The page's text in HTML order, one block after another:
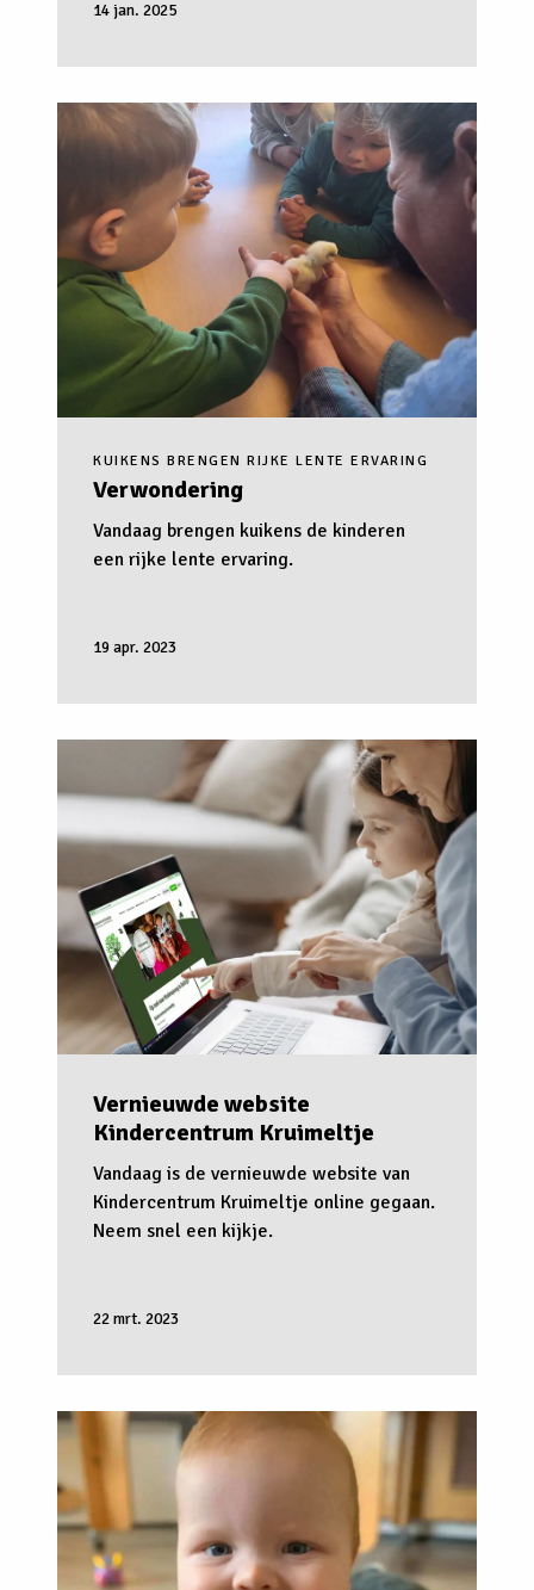
14 jan. 2025
KUIKENS BRENGEN RIJKE LENTE ERVARING
Verwondering
Vandaag brengen kuikens de kinderen
een rijke lente ervaring.
19 apr. 2023
Vernieuwde website
Kindercentrum Kruimeltje
Vandaag is de vernieuwde website van
Kindercentrum Kruimeltje online gegaan.
Neem snel een kijkje.
22 mrt. 2023